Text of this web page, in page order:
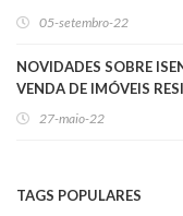
05-setembro-22
NOVIDADES SOBRE
VENDA DE IMÓVEIS
27-maio-22
TAGS POPULARES